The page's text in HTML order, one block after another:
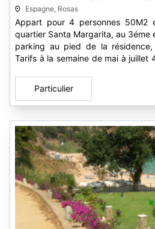
Espagne, Rosas
Appart pour 4 personnes 50M2
quartier Santa Margarita, au 3éme étage avec vue dégagée,
parking au pied de la résidence, commerces à proximité
Tarifs à la semaine de mai à juillet 400 euros juillet aout 500
Particulier